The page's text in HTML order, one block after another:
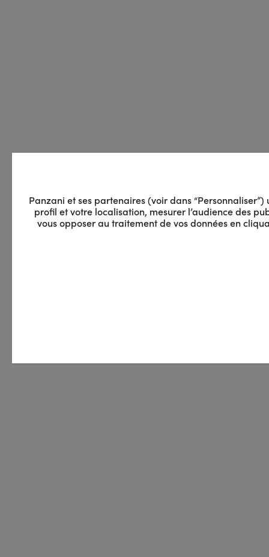
Panzani et ses partenaires (voir dans
profil et votre localisation, mesurer l’audience des
vous opposer au traitement de vos données en